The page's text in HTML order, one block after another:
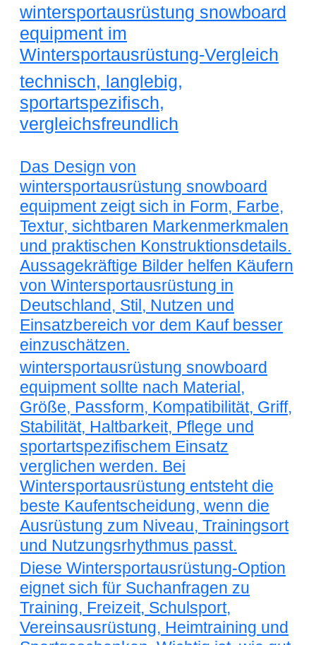
wintersportausrüstung snowboard
equipment im
Wintersportausrüstung-Vergleich
technisch, langlebig,
sportartspezifisch,
vergleichsfreundlich
Das Design von
wintersportausrüstung snowboard
equipment zeigt sich in Form, Farbe,
Textur, sichtbaren Markenmerkmalen
und praktischen Konstruktionsdetails.
Aussagekräftige Bilder helfen Käufern
von Wintersportausrüstung in
Deutschland, Stil, Nutzen und
Einsatzbereich vor dem Kauf besser
einzuschätzen.
wintersportausrüstung snowboard
equipment sollte nach Material,
Größe, Passform, Kompatibilität, Griff,
Stabilität, Haltbarkeit, Pflege und
sportartspezifischem Einsatz
verglichen werden. Bei
Wintersportausrüstung entsteht die
beste Kaufentscheidung, wenn die
Ausrüstung zum Niveau, Trainingsort
und Nutzungsrhythmus passt.
Diese Wintersportausrüstung-Option
eignet sich für Suchanfragen zu
Training, Freizeit, Schulsport,
Vereinsausrüstung, Heimtraining und